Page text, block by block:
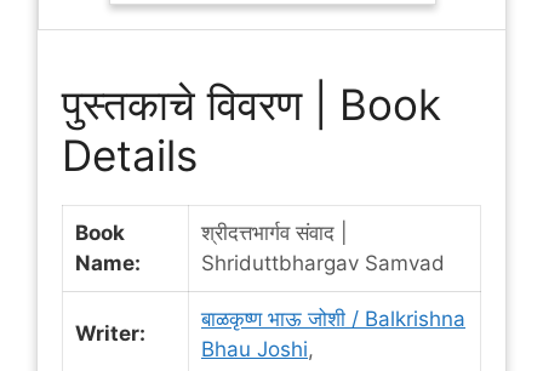
पुस्तकाचे विवरण | Book
Details
Book
Name:
श्रीदत्तभार्गव संवाद |
Shriduttbhargav Samvad
Writer:
बाळकृष्ण भाऊ जोशी / Balkrishna
Bhau Joshi,